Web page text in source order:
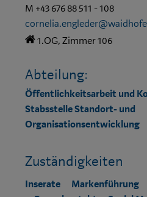
M +43 676 88 511 - 108
1.OG, Zimmer 106
Abteilung:
Öffentlichkeitsarbeit und
Stabsstelle Standort- und
Organisationsentwicklung
Zuständigkeiten
Inserate Markenführung